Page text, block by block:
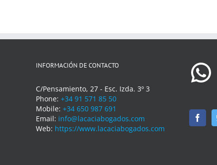
INFORMACIÓN DE CONTACTO
C/Pensamiento, 27 - Esc. Izda. 3º 3
Phone: +34 91 571 85 50
Mobile: +34 650 987 691
Email: info@lacaciabogados.com
Web: https://www.lacaciabogados.com